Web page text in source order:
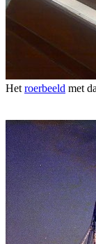
Het roerbeeld met